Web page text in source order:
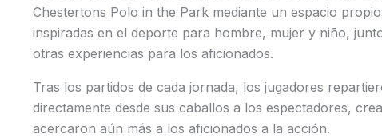
Chestertons Polo in the Park mediante un espacio
inspiradas en el deporte para hombre, mujer y niño,
otras experiencias para los aficionados.
Tras los partidos de cada jornada, los jugadores
directamente desde sus caballos a los espectadores,
acercaron aún más a los aficionados a la acción.